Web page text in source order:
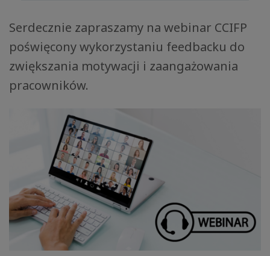
Serdecznie zapraszamy na webinar CCIFP
poświęcony wykorzystaniu feedbacku do
zwiększania motywacji i zaangażowania
pracowników.